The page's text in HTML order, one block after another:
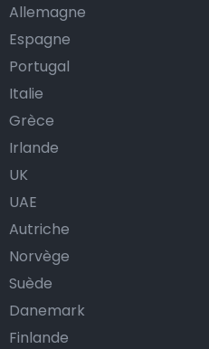
Allemagne
Espagne
Portugal
Italie
Grèce
Irlande
UK
UAE
Autriche
Norvège
Suède
Danemark
Finlande